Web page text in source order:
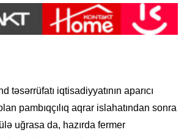
təsərrüfatı iqtisadiyyatının aparıcı
pambıqçılıq aqrar islahatından sonra
uğrasa da, hazırda fermer